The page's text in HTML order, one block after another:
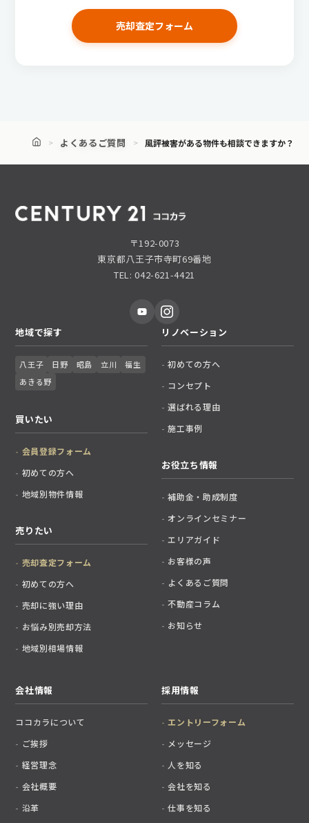
売却査定フォーム
よくあるご質問 風評被害がある物件も相談できますか？
〒192-0073
東京都八王子市寺町69番地
TEL: 042-621-4421
地域で探す
八王子 日野 昭島 立川
福生
あきる野
買いたい
会員登録フォーム
初めての方へ
地域別物件情報
売りたい
売却査定フォーム
初めての方へ
売却に強い理由
お悩み別売却方法
地域別相場情報
リノベーション
初めての方へ
コンセプト
選ばれる理由
施工事例
お役立ち情報
補助金・助成制度
オンラインセミナー
エリアガイド
お客様の声
よくあるご質問
不動産コラム
お知らせ
会社情報
ココカラについて
ご挨拶
経営理念
会社概要
沿革
採用情報
エントリーフォーム
メッセージ
人を知る
会社を知る
仕事を知る